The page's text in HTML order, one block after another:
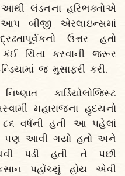
આથી લંડનના હરિભક્તોએ
આપ બીજી એરલાઇન્સમાં
ઉત્તર હતો
કંઈ ચિંતા કરવાની જરૂર
જ મુસાફરી કરી.
કાર્ડિયોલોજિસ્ટ
મહારાજના હૃદયનો
૮૬ વર્ષની હતી. આ પહેલાં
પણ આવી ગયો હતો અને
પડી હતી. તે પછી
પહોંચ્યું હોય એવી